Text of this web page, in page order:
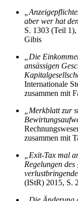
aber wer hat
S. 1303 (Teil
Gibis
„Die
ansässigen
Internationale
zusammen mit
„Merkblatt zur
zusammen mit
„Exit-Tax mal
Regelungen
(IStR) 2015, S.